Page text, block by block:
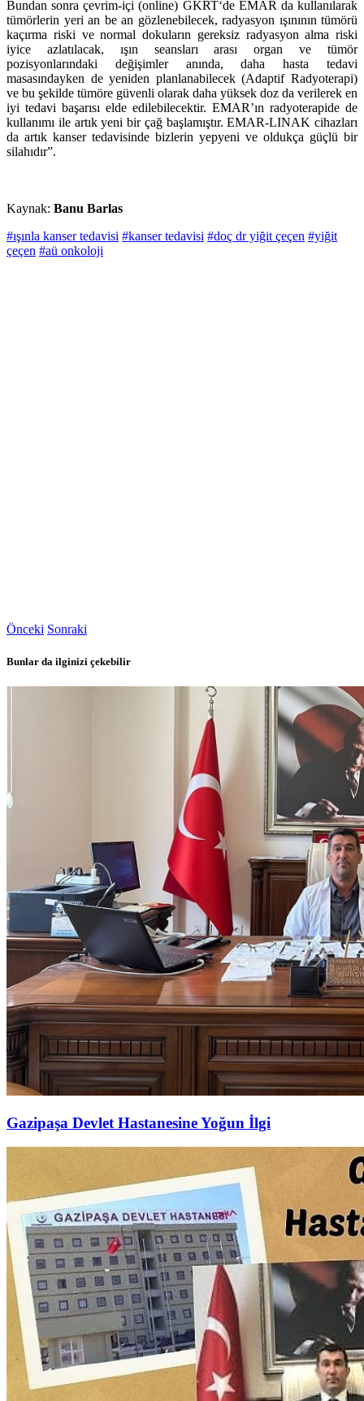
Bundan sonra çevrim-içi (online) GKRT‘de EMAR da kullanılarak
tümörlerin yeri an be an gözlenebilecek, radyasyon ışınının tümörü
kaçırma riski ve normal dokuların gereksiz radyasyon alma riski
iyice azlatılacak, ışın seansları arası organ ve tümör
pozisyonlarındaki değişimler anında, daha hasta tedavi
masasındayken de yeniden planlanabilecek (Adaptif Radyoterapi)
ve bu şekilde tümöre güvenli olarak daha yüksek doz da verilerek en
iyi tedavi başarısı elde edilebilecektir. EMAR’ın radyoterapide de
kullanımı ile artık yeni bir çağ başlamıştır. EMAR-LINAK cihazları
da artık kanser tedavisinde bizlerin yepyeni ve oldukça güçlü bir
silahıdır”.
Kaynak: Banu Barlas
#ışınla kanser tedavisi #kanser tedavisi #doç dr yiğit çeçen #yiğit
çeçen #aü onkoloji
Önceki Sonraki
Bunlar da ilginizi çekebilir
Gazipaşa Devlet Hastanesine Yoğun İlgi